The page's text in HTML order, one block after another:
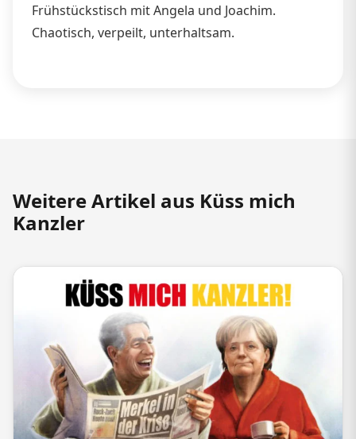
Frühstückstisch mit Angela und Joachim.
Chaotisch, verpeilt, unterhaltsam.
Weitere Artikel aus Küss mich
Kanzler